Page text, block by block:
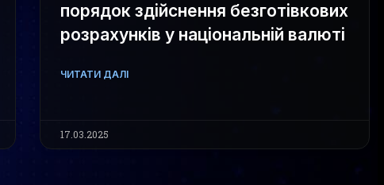
порядок здійснення безготівкових
розрахунків у національній валюті
ЧИТАТИ ДАЛІ
17.03.2025